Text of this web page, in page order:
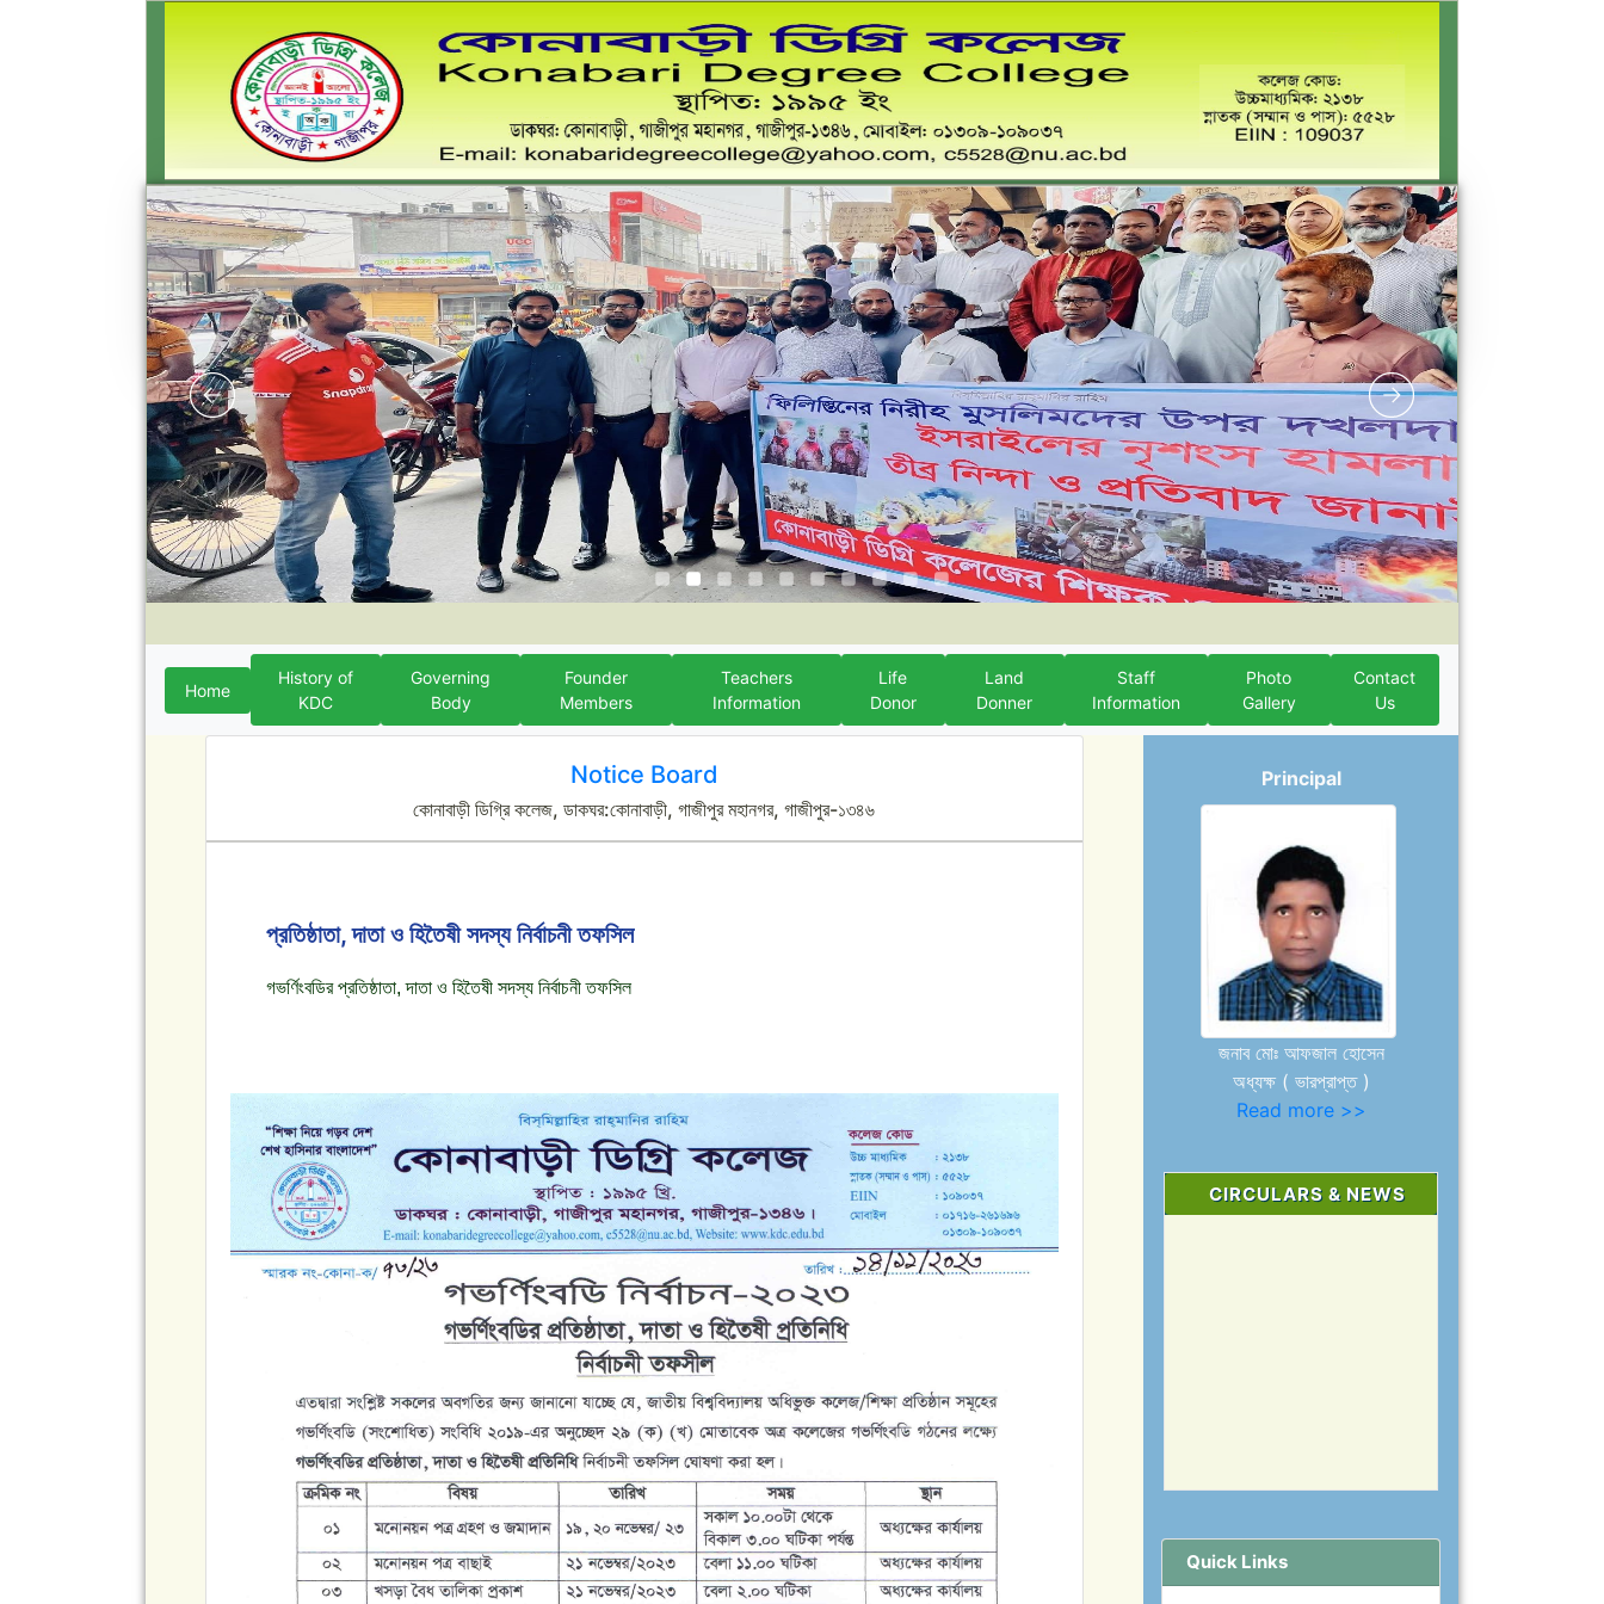
কোনাবাড়ী ডিগ্রি কলেজ
স্থাপিত: ১৯৯৫ খ্রী:
ডাকঘর:কোনাবাড়ী, গাজীপুর মহানগর, গাজীপুর-১৩৪৬,০১৩০৯-১০৯০৩৭
Email: konabaridegreecollege@yahoo.com
Home
History of
KDC
Governing
Body
Founder
Members
Teachers
Information
Life
Donor
Land
Donner
Staff
Information
Photo
Gallery
Contact
Us
Notice Board
কোনাবাড়ী ডিগ্রি কলেজ, ডাকঘর:কোনাবাড়ী, গাজীপুর মহানগর, গাজীপুর-১৩৪৬
প্রতিষ্ঠাতা, দাতা ও হিতৈষী সদস্য নির্বাচনী তফসিল
গভর্ণিংবডির প্রতিষ্ঠাতা, দাতা ও হিতৈষী সদস্য নির্বাচনী তফসিল
Principal
জনাব মোঃ আফজাল হোসেন
অধ্যক্ষ ( ভারপ্রাপ্ত )
Read more >>
CIRCULARS & NEWS
Quick Links